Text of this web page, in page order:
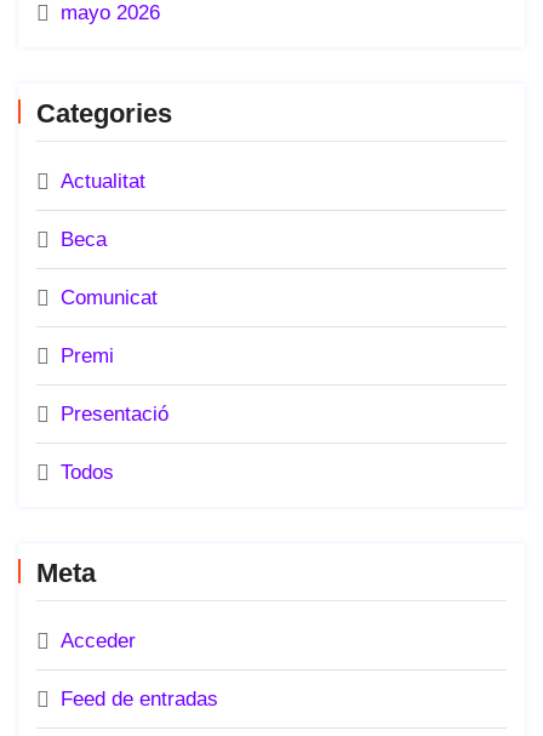
mayo 2026
Categories
Actualitat
Beca
Comunicat
Premi
Presentació
Todos
Meta
Acceder
Feed de entradas